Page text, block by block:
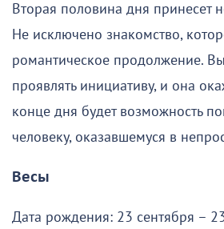
Вторая половина дня принесет
Не исключено знакомство,
романтическое продолжение.
проявлять инициативу, и она
конце дня будет возможность
человеку, оказавшемуся в
Весы
Дата рождения: 23 сентября –